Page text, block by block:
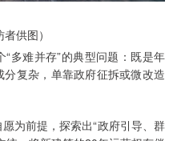
供图）
多难并存”的典型问题：既是年
复杂，单靠政府征拆或微改造
为前提，探索出“政府引导、群